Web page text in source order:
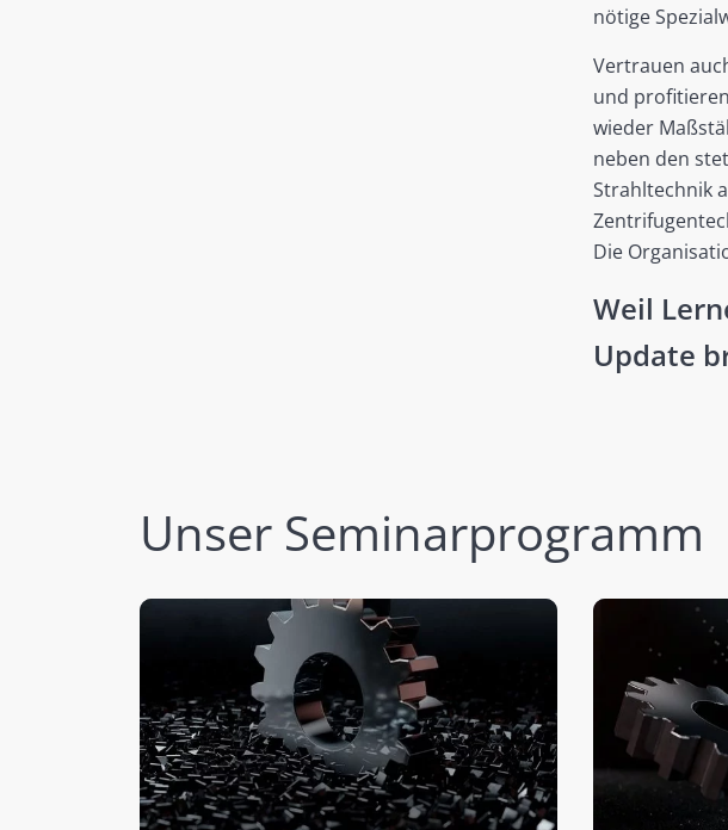
nötige
Vertrauen
und
wieder
neben den
Strahltechnik
Die
Weil
Update
Unser Seminarprogramm